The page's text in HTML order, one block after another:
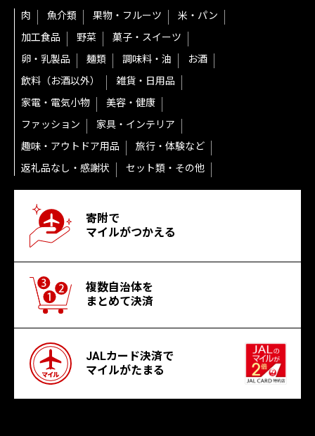
肉 魚介類 果物・フルーツ
米・パン
加工食品
野菜
菓子・スイーツ
卵・乳製品
麺類 調味料・油
お酒
飲料（お酒以外）
雑貨・日用品
家電・電気小物
美容・健康
ファッション
家具・インテリア
趣味・アウトドア用品
旅行・体験など
返礼品なし・感謝状
セット類・その他
寄附で
マイルがつかえる
複数自治体を
まとめて決済
JALカード決済で
マイルがたまる